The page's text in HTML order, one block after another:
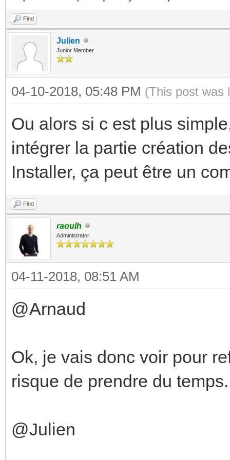
Find
Julien
Junior Member
04-10-2018, 05:48 PM (This post was
Ou alors si c est plus
intégrer la partie création
Installer, ça peut être un
Find
raoulh
Administrator
04-11-2018, 08:51 AM
@Arnaud
Ok, je vais donc voir pour
risque de prendre du
@Julien